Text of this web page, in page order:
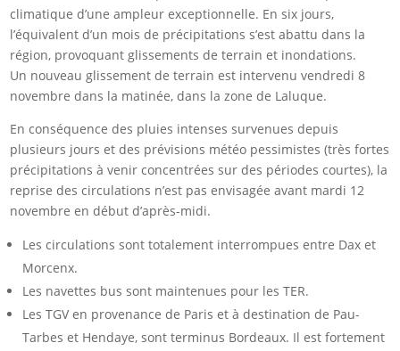
climatique d’une ampleur exceptionnelle. En six jours,
l’équivalent d’un mois de précipitations s’est abattu dans la
région, provoquant glissements de terrain et inondations.
Un nouveau glissement de terrain est intervenu vendredi 8
novembre dans la matinée, dans la zone de Laluque.
En conséquence des pluies intenses survenues depuis
plusieurs jours et des prévisions météo pessimistes (très fortes
précipitations à venir concentrées sur des périodes courtes), la
reprise des circulations n’est pas envisagée avant mardi 12
novembre en début d’après-midi.
Les circulations sont totalement interrompues entre Dax et
Morcenx.
Les navettes bus sont maintenues pour les TER.
Les TGV en provenance de Paris et à destination de Pau-
Tarbes et Hendaye, sont terminus Bordeaux. Il est fortement